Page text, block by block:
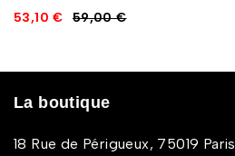
59,00€
53,10€
La boutique
18 Rue de Périgueux, 75019 Paris